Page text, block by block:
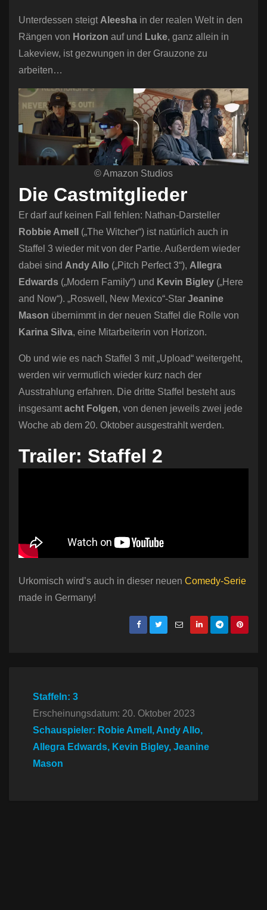
Unterdessen steigt Aleesha in der realen Welt in den
Rängen von Horizon auf und Luke, ganz allein in
Lakeview, ist gezwungen in der Grauzone zu
arbeiten…
© Amazon Studios
Die Castmitglieder
Er darf auf keinen Fall fehlen: Nathan-Darsteller
Robbie Amell
(„The Witcher“) ist natürlich auch in
Staffel 3 wieder mit von der Partie. Außerdem wieder
dabei sind Andy Allo („Pitch Perfect 3“), Allegra
Edwards („Modern Family“) und Kevin Bigley („Here
and Now“). „Roswell, New Mexico“-Star Jeanine
Mason übernimmt in der neuen Staffel die Rolle von
Karina Silva, eine Mitarbeiterin von Horizon.
Ob und wie es nach Staffel 3 mit „Upload“ weitergeht,
werden wir vermutlich wieder kurz nach der
Ausstrahlung erfahren. Die dritte Staffel besteht aus
insgesamt acht Folgen, von denen jeweils zwei jede
Woche ab dem 20. Oktober ausgestrahlt werden.
Trailer: Staffel 2
Urkomisch wird’s auch in dieser neuen Comedy-Serie
made in Germany!
Staffeln: 3
Erscheinungsdatum: 20. Oktober 2023
Schauspieler: Robie Amell, Andy Allo,
Allegra Edwards, Kevin Bigley, Jeanine
Mason